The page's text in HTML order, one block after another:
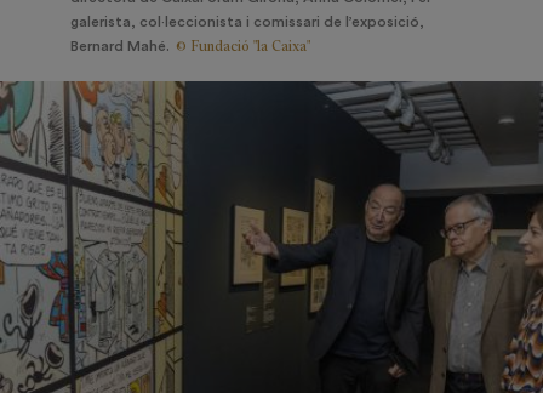
galerista, col·leccionista i comissari de l’exposició,
Bernard Mahé. © Fundació "la Caixa"